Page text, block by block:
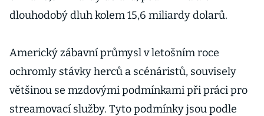
dlouhodobý dluh kolem 15,6 miliardy dolarů.
Americký zábavní průmysl v letošním roce
ochromly stávky herců a scénáristů, souvisely
většinou se mzdovými podmínkami při práci pro
streamovací služby. Tyto podmínky jsou podle